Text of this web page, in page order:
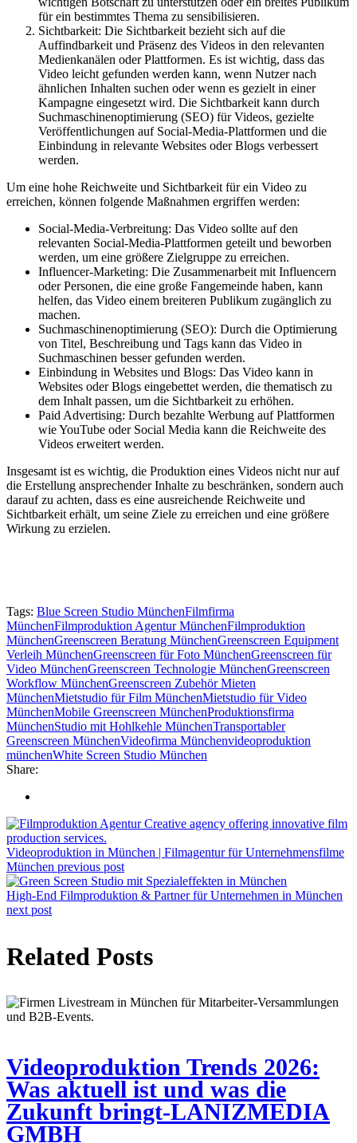
für ein bestimmtes Thema zu sensibilisieren.
Sichtbarkeit: Die Sichtbarkeit bezieht sich auf die
Auffindbarkeit und Präsenz des Videos in den relevanten
Medienkanälen oder Plattformen. Es ist wichtig, dass das
Video leicht gefunden werden kann, wenn Nutzer nach
ähnlichen Inhalten suchen oder wenn es gezielt in einer
Kampagne eingesetzt wird. Die Sichtbarkeit kann durch
Suchmaschinenoptimierung (SEO) für Videos, gezielte
Veröffentlichungen auf Social-Media-Plattformen und die
Einbindung in relevante Websites oder Blogs verbessert
werden.
Um eine hohe Reichweite und Sichtbarkeit für ein Video zu
erreichen, können folgende Maßnahmen ergriffen werden:
Social-Media-Verbreitung: Das Video sollte auf den
relevanten Social-Media-Plattformen geteilt und beworben
werden, um eine größere Zielgruppe zu erreichen.
Influencer-Marketing: Die Zusammenarbeit mit Influencern
oder Personen, die eine große Fangemeinde haben, kann
helfen, das Video einem breiteren Publikum zugänglich zu
machen.
Suchmaschinenoptimierung (SEO): Durch die Optimierung
von Titel, Beschreibung und Tags kann das Video in
Suchmaschinen besser gefunden werden.
Einbindung in Websites und Blogs: Das Video kann in
Websites oder Blogs eingebettet werden, die thematisch zu
dem Inhalt passen, um die Sichtbarkeit zu erhöhen.
Paid Advertising: Durch bezahlte Werbung auf Plattformen
wie YouTube oder Social Media kann die Reichweite des
Videos erweitert werden.
Insgesamt ist es wichtig, die Produktion eines Videos nicht nur auf
die Erstellung ansprechender Inhalte zu beschränken, sondern auch
darauf zu achten, dass es eine ausreichende Reichweite und
Sichtbarkeit erhält, um seine Ziele zu erreichen und eine größere
Wirkung zu erzielen.
Tags: Blue Screen Studio MünchenFilmfirma
MünchenFilmproduktion Agentur MünchenFilmproduktion
MünchenGreenscreen Beratung MünchenGreenscreen Equipment
Verleih MünchenGreenscreen für Foto MünchenGreenscreen für
Video MünchenGreenscreen Technologie MünchenGreenscreen
Workflow MünchenGreenscreen Zubehör Mieten
MünchenMietstudio für Film MünchenMietstudio für Video
MünchenMobile Greenscreen MünchenProduktionsfirma
MünchenStudio mit Hohlkehle MünchenTransportabler
Greenscreen MünchenVideofirma Münchenvideoproduktion
münchenWhite Screen Studio München
Share:
Videoproduktion in München | Filmagentur für Unternehmensfilme
München previous post
High-End Filmproduktion & Partner für Unternehmen in München
next post
Related Posts
Videoproduktion Trends 2026:
Was aktuell ist und was die
Zukunft bringt-LANIZMEDIA
GMBH